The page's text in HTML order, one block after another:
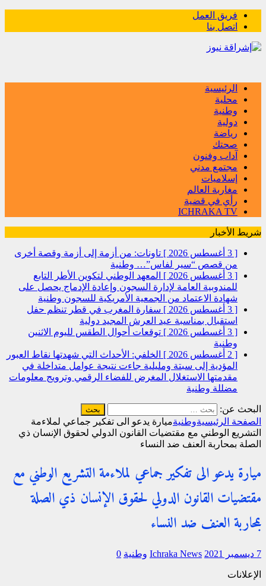
فريق العمل
اتصل بنا
الرئيسية
محلية
وطنية
دولية
رياضة
صحتك
آداب وفنون
مجتمع مدني
إسلاميات
مغاربة العالم
رأي في قضية
ICHRAKA TV
شريط الأخبار
[ 3 أغسطس 2026 ]
تاونات: من أزمة إلى أزمة وقصة أخرى
من قصص “سير لفاس”… وطنية
[ 3 أغسطس 2026 ]
المعهد الوطني لتكوين الأطر التابع
للمندوبية العامة لإدارة السجون وإعادة الإدماج يحصل على
شهادة الاعتماد من الجمعية الأمريكية للسجون وطنية
[ 3 أغسطس 2026 ]
سفارة المغرب في قطر تنظم حفل
استقبال بمناسبة عيد العرش المجيد دولية
[ 3 أغسطس 2026 ]
توقعات أحوال الطقس لليوم الاثنين
وطنية
[ 2 أغسطس 2026 ]
الخلفي: الأحداث التي شهدتها نقاط العبور
المؤدية إلى سبتة ومليلية جاءت نتيجة عوامل متداخلة في
مقدمتها الاستغلال المغرض للفضاء الرقمي وترويج معلومات
مضللة وطنية
البحث عن:
الصفحة الرئيسيةوطنيةميارة يدعو الى تفكير جماعي لملاءمة
التشريع الوطني مع مقتضيات القانون الدولي لحقوق الإنسان ذي
الصلة بمحاربة العنف ضد النساء
ميارة يدعو الى تفكير جماعي لملاءمة التشريع الوطني مع
مقتضيات القانون الدولي لحقوق الإنسان ذي الصلة
بمحاربة العنف ضد النساء
7 ديسمبر 2021 Ichraka News وطنية 0
الإعلانات